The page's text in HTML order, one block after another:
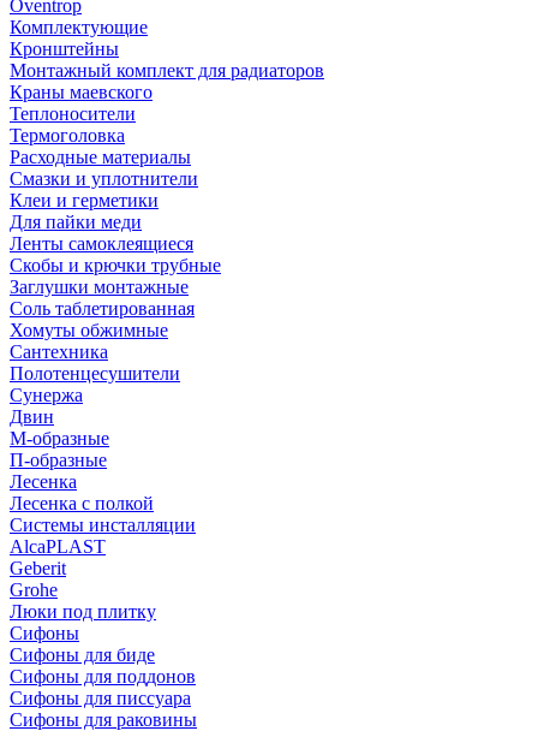
Oventrop
Комплектующие
Кронштейны
Монтажный комплект для радиаторов
Краны маевского
Теплоносители
Термоголовка
Расходные материалы
Смазки и уплотнители
Клеи и герметики
Для пайки меди
Ленты самоклеящиеся
Скобы и крючки трубные
Заглушки монтажные
Соль таблетированная
Хомуты обжимные
Сантехника
Полотенцесушители
Сунержа
Двин
М-образные
П-образные
Лесенка
Лесенка с полкой
Системы инсталляции
AlcaPLAST
Geberit
Grohe
Люки под плитку
Сифоны
Сифoны для биде
Сифoны для поддонов
Сифoны для писсуара
Сифоны для раковины